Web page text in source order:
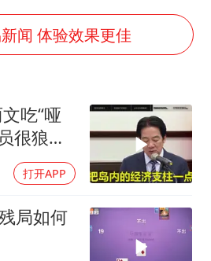
新疆景区自驾服务费改为按车收费
主硬加吻戏短剧已下架
香港宏福苑火灾或由烟头引起
人民的健康、体质、幸福一脉相承
闻 体验效果更佳
吃“哑
很狼
忧
打开APP
局如何